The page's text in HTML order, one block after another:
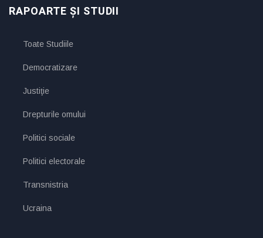
RAPOARTE ȘI STUDII
Toate Studiile
Democratizare
Justiţie
Drepturile omului
Politici sociale
Politici electorale
Transnistria
Ucraina